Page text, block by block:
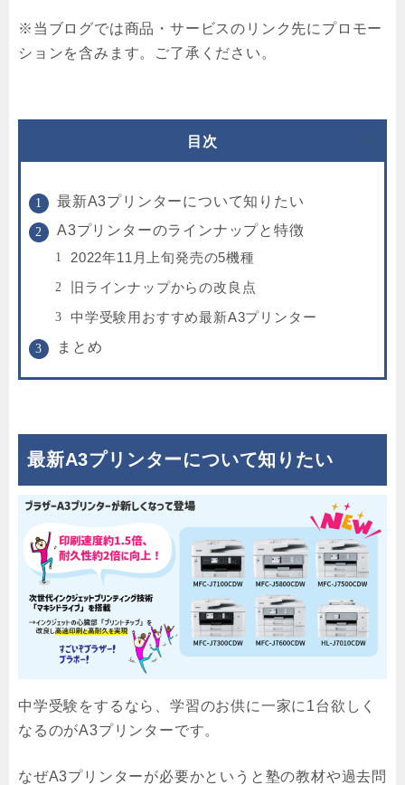
※当ブログでは商品・サービスのリンク先にプロモー
ションを含みます。ご了承ください。
目次
最新A3プリンターについて知りたい
A3プリンターのラインナップと特徴
2022年11月上旬発売の5機種
旧ラインナップからの改良点
中学受験用おすすめ最新A3プリンター
まとめ
最新A3プリンターについて知りたい
中学受験をするなら、学習のお供に一家に1台欲しく
なるのがA3プリンターです。
なぜA3プリンターが必要かというと塾の教材や過去問